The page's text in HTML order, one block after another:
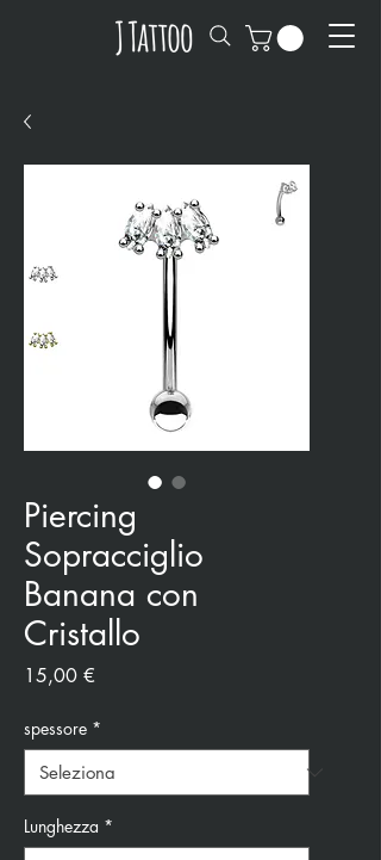
Piercing
Sopracciglio
Banana con
Cristallo
15,00 €
spessore *
Lunghezza *